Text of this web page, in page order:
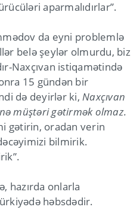
aparmalıdırlar”.
da eyni problemlə
belə şeylər olmurdu, biz
Naxçıvan istiqamətində
15 gündən bir
də deyirlər ki,Naxçıvan
müştəri gətirmək olmaz.
gətirin, oradan verin
bilmirik.
hazırda onlarla
həbsdədir.